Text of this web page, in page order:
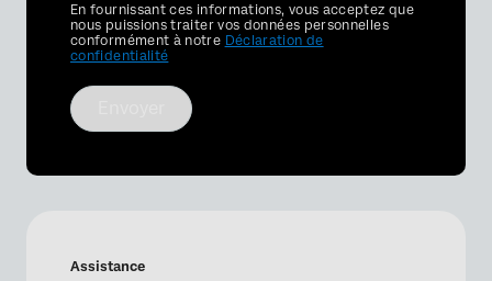
Privacy
Optin
En fournissant ces informations, vous acceptez que
nous puissions traiter vos données personnelles
conformément à notre Déclaration de
confidentialité
Assistance